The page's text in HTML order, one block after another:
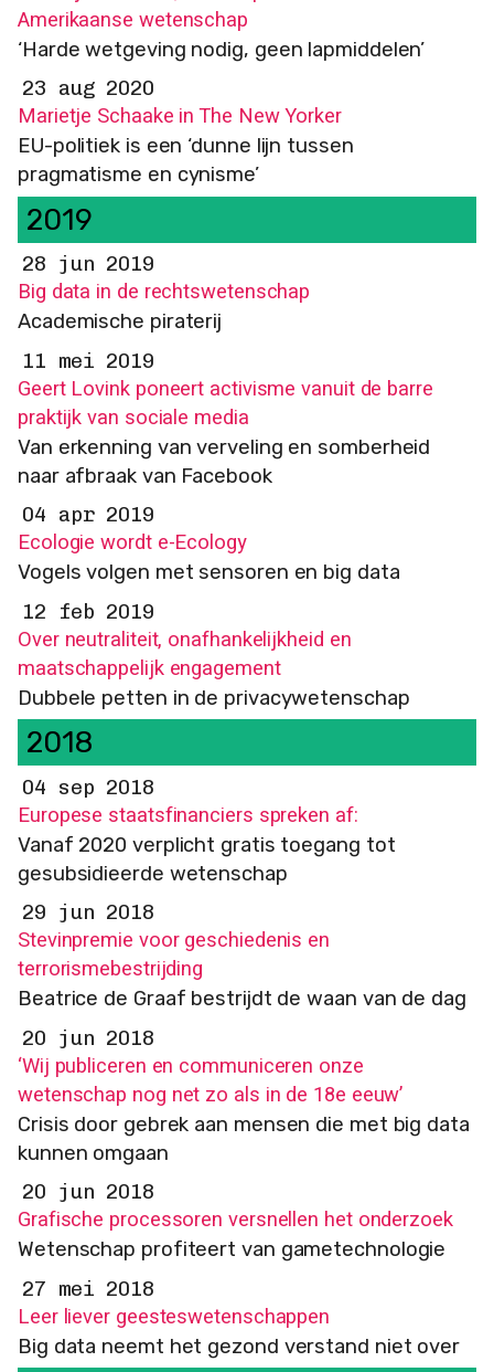
Amerikaanse wetenschap
‘Harde wetgeving nodig, geen lapmiddelen’
23 aug 2020
Marietje Schaake in The New Yorker
EU-politiek is een ‘dunne lijn tussen
pragmatisme en cynisme’
2019
28 jun 2019
Big data in de rechtswetenschap
Academische piraterij
11 mei 2019
Geert Lovink poneert activisme vanuit de barre
praktijk van sociale media
Van erkenning van verveling en somberheid
naar afbraak van Facebook
04 apr 2019
Ecologie wordt e-Ecology
Vogels volgen met sensoren en big data
12 feb 2019
Over neutraliteit, onafhankelijkheid en
maatschappelijk engagement
Dubbele petten in de privacywetenschap
2018
04 sep 2018
Europese staatsfinanciers spreken af:
Vanaf 2020 verplicht gratis toegang tot
gesubsidieerde wetenschap
29 jun 2018
Stevinpremie voor geschiedenis en
terrorismebestrijding
Beatrice de Graaf bestrijdt de waan van de dag
20 jun 2018
‘Wij publiceren en communiceren onze
wetenschap nog net zo als in de 18e eeuw’
Crisis door gebrek aan mensen die met big data
kunnen omgaan
20 jun 2018
Grafische processoren versnellen het onderzoek
Wetenschap profiteert van gametechnologie
27 mei 2018
Leer liever geesteswetenschappen
Big data neemt het gezond verstand niet over